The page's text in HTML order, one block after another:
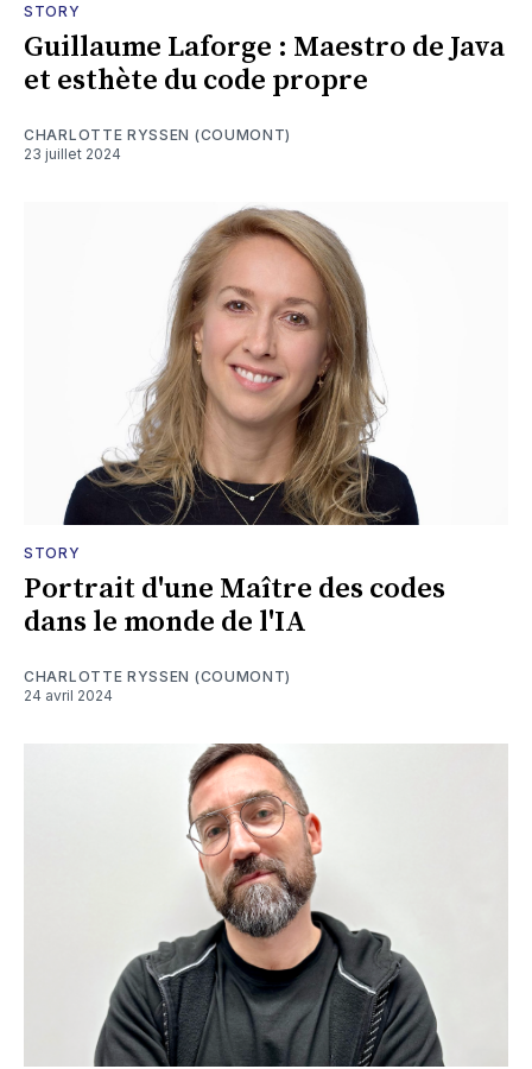
STORY
Guillaume Laforge : Maestro de Java
et esthète du code propre
CHARLOTTE RYSSEN (COUMONT)
23 juillet 2024
STORY
Portrait d'une Maître des codes
dans le monde de l'IA
CHARLOTTE RYSSEN (COUMONT)
24 avril 2024